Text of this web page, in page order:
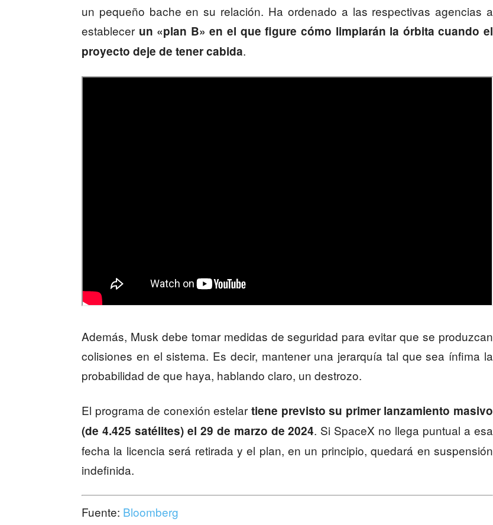
un pequeño bache en su relación. Ha ordenado a las respectivas agencias a
establecer un «plan B» en el que figure cómo limpiarán la órbita cuando el
proyecto deje de tener cabida.
Además, Musk debe tomar medidas de seguridad para evitar que se produzcan
colisiones en el sistema. Es decir, mantener una jerarquía tal que sea ínfima la
probabilidad de que haya, hablando claro, un destrozo.
El programa de conexión estelar tiene previsto su primer lanzamiento masivo
(de 4.425 satélites) el 29 de marzo de 2024. Si SpaceX no llega puntual a esa
fecha la licencia será retirada y el plan, en un principio, quedará en suspensión
indefinida.
Fuente: Bloomberg